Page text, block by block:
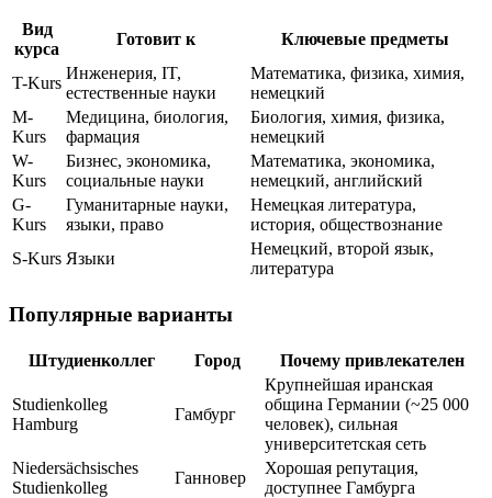
Вид
курса
Готовит к Ключевые предметы
T-Kurs
Инженерия, IT,
естественные науки
Математика, физика, химия,
немецкий
M-
Kurs
Медицина, биология,
фармация
Биология, химия, физика,
немецкий
W-
Kurs
Бизнес, экономика,
социальные науки
Математика, экономика,
немецкий, английский
G-
Kurs
Гуманитарные науки,
языки, право
Немецкая литература,
история, обществознание
S-Kurs Языки
Немецкий, второй язык,
литература
Популярные варианты
Штудиенколлег Город Почему привлекателен
Studienkolleg
Hamburg
Гамбург
Крупнейшая иранская
община Германии (~25 000
человек), сильная
университетская сеть
Niedersächsisches
Studienkolleg
Ганновер
Хорошая репутация,
доступнее Гамбурга